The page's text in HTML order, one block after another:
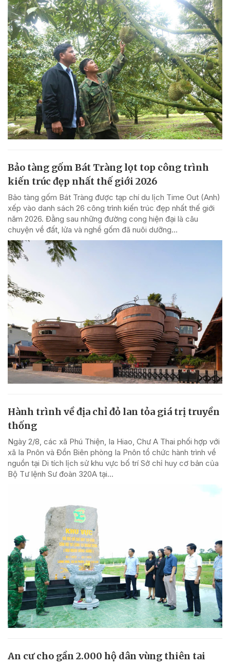
Bảo tàng gốm Bát Tràng lọt top công trình
kiến trúc đẹp nhất thế giới 2026
Bảo tàng gốm Bát Tràng được tạp chí du lịch Time Out (Anh)
xếp vào danh sách 26 công trình kiến trúc đẹp nhất thế giới
năm 2026. Đằng sau những đường cong hiện đại là câu
chuyện về đất, lửa và nghề gốm đã nuôi dưỡng...
Hành trình về địa chỉ đỏ lan tỏa giá trị truyền
thống
Ngày 2/8, các xã Phú Thiện, Ia Hiao, Chư A Thai phối hợp với
xã Ia Pnôn và Đồn Biên phòng Ia Pnôn tổ chức hành trình về
nguồn tại Di tích lịch sử khu vực bố trí Sở chỉ huy cơ bản của
Bộ Tư lệnh Sư đoàn 320A tại...
An cư cho gần 2.000 hộ dân vùng thiên tai